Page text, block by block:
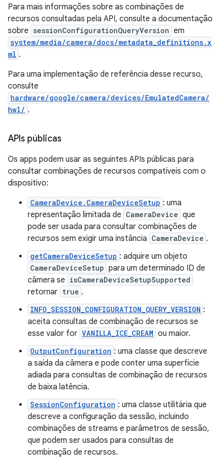
Para mais informações sobre as combinações de
recursos consultadas pela API, consulte a documentação
sobre sessionConfigurationQueryVersion em
system/media/camera/docs/metadata_definitions.x
ml .
Para uma implementação de referência desse recurso,
consulte
hardware/google/camera/devices/EmulatedCamera/
hwl/ .
APIs públicas
Os apps podem usar as seguintes APIs públicas para
consultar combinações de recursos compatíveis com o
dispositivo:
CameraDevice.CameraDeviceSetup : uma
representação limitada de CameraDevice que
pode ser usada para consultar combinações de
recursos sem exigir uma instância CameraDevice .
getCameraDeviceSetup : adquire um objeto
CameraDeviceSetup para um determinado ID de
câmera se isCameraDeviceSetupSupported
retornar true .
INFO_SESSION_CONFIGURATION_QUERY_VERSION :
aceita consultas de combinação de recursos se
esse valor for VANILLA_ICE_CREAM ou maior.
OutputConfiguration : uma classe que descreve
a saída da câmera e pode conter uma superfície
adiada para consultas de combinação de recursos
de baixa latência.
SessionConfiguration : uma classe utilitária que
descreve a configuração da sessão, incluindo
combinações de streams e parâmetros de sessão,
que podem ser usados para consultas de
combinação de recursos.